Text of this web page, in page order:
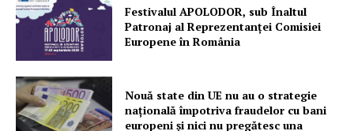
Festivalul APOLODOR, sub Înaltul
Patronaj al Reprezentanței Comisiei
Europene în România
Nouă state din UE nu au o strategie
națională împotriva fraudelor cu bani
europeni și nici nu pregătesc una